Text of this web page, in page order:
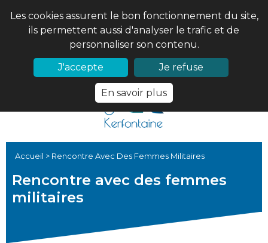
Les cookies assurent le bon fonctionnement du site,
ils permettent aussi d'analyser le trafic et de
personnaliser son contenu.
J'accepte
Je refuse
En savoir plus
02 97 56 61 18
Accueil > Rencontre Avec Des Femmes Militaires
Rencontre avec des femmes
militaires